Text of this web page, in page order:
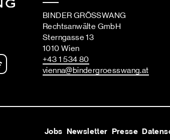
Spotify Podcast
BINDER GRÖSSWANG
Rechtsanwälte GmbH
Sterngasse 13
1010 Wien
+43 1 534 80
vienna@bindergroesswang.at
Jobs Newsletter Presse